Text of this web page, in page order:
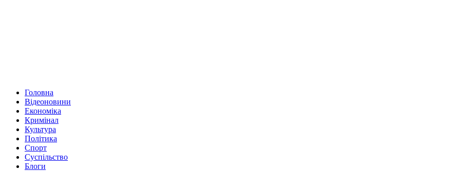
Головна
Відеоновини
Економіка
Кримінал
Культура
Політика
Спорт
Суспільство
Блоги